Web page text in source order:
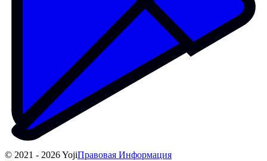
© 2021 - 2026 YojiПравовая Информация